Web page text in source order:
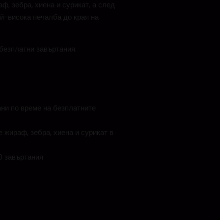
зебра, хиена и сурикат, а след
висока печалба до края на
завъртания.
по време на безплатните
зебра, хиена и сурикат в